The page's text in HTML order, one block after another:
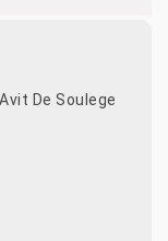
De Soulege